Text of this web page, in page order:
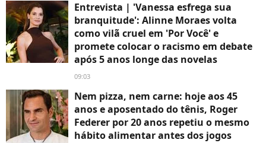
Entrevista | 'Vanessa esfrega sua
branquitude': Alinne Moraes volta
como vilã cruel em 'Por Você' e
promete colocar o racismo em debate
após 5 anos longe das novelas
09:03
Nem pizza, nem carne: hoje aos 45
anos e aposentado do tênis, Roger
Federer por 20 anos repetiu o mesmo
hábito alimentar antes dos jogos